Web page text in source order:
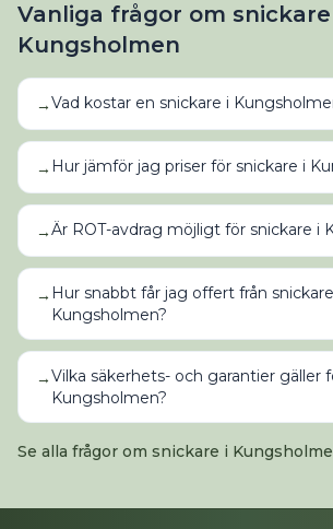
Vanliga frågor om snickare
Kungsholmen
→Vad kostar en snickare i
→ Hur jämför jag priser för snickare i
→Är ROT-avdrag möjligt för snickare i
→ Hur snabbt får jag offert från
Kungsholmen?
→Vilka säkerhets- och garantier gäller
Kungsholmen?
Se alla frågor om snickare i